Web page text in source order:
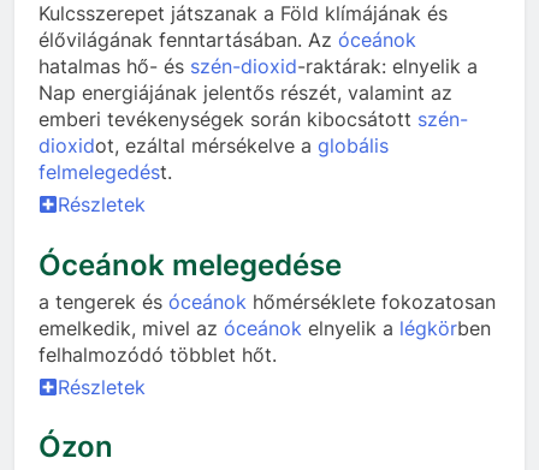
Kulcsszerepet játszanak a Föld klímájának és
élővilágának fenntartásában. Az óceánok
hatalmas hő- és szén-dioxid-raktárak: elnyelik a
Nap energiájának jelentős részét, valamint az
emberi tevékenységek során kibocsátott szén-
dioxidot, ezáltal mérsékelve a globális
felmelegedést.
Részletek
Óceánok melegedése
a tengerek és óceánok hőmérséklete fokozatosan
emelkedik, mivel az óceánok elnyelik a légkörben
felhalmozódó többlet hőt.
Részletek
Ózon